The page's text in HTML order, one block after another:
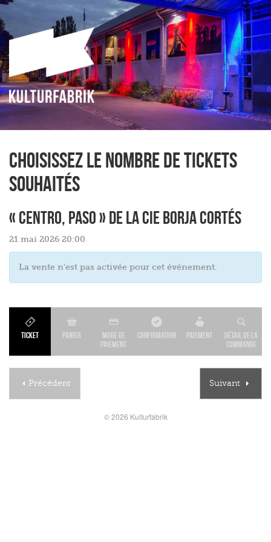
Choisissez le nombre de tickets
souhaités
« CENTRO, PASO » de la Cie Borja Cortés
21 mai 2026 20:00
La vente n'est pas activée pour cet événement.
Ticket Panier
Mode de
paiement
Confirmation Paiement
Détail de la
commande
Précédent Suivant
© 2026 Kulturfabrik